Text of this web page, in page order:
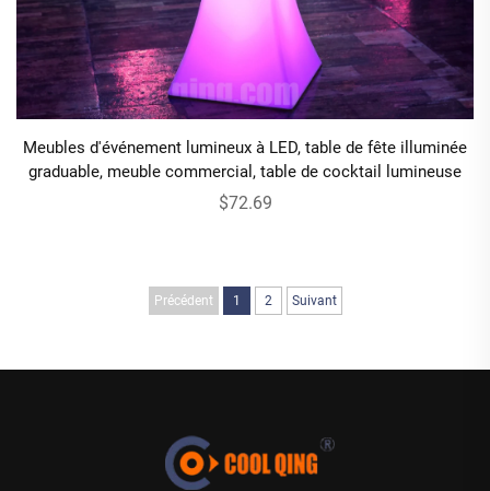
Meubles d'événement lumineux à LED, table de fête illuminée
graduable, meuble commercial, table de cocktail lumineuse
$72.69
Précédent 1 2 Suivant